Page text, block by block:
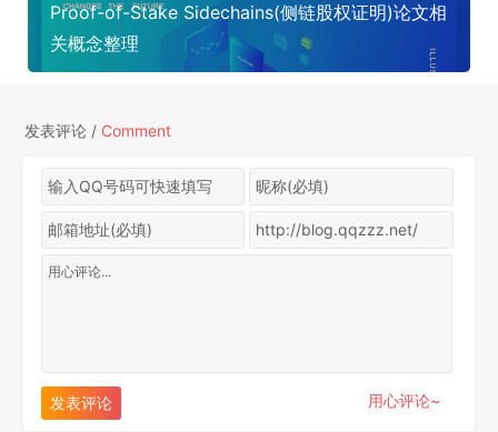
Proof-of-Stake Sidechains(侧链股权证明)论文相
关概念整理
发表评论 / Comment
发表评论 用心评论~